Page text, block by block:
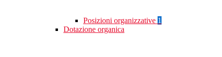
Posizioni organizzative 1
Dotazione organica